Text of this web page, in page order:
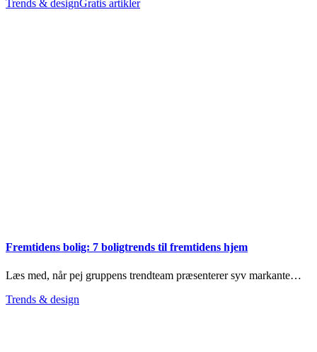
Trends & designGratis artikler
Fremtidens bolig: 7 boligtrends til fremtidens hjem
Læs med, når pej gruppens trendteam præsenterer syv markante…
Trends & design